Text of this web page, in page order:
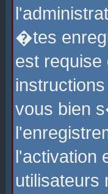
�tes
est
vous bien
l'activation
utilisateurs